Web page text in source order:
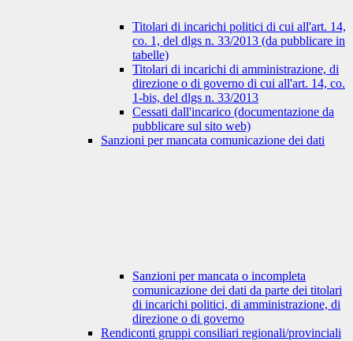
Titolari di incarichi politici di cui all'art. 14,
co. 1, del dlgs n. 33/2013 (da pubblicare in
tabelle)
Titolari di incarichi di amministrazione, di
direzione o di governo di cui all'art. 14, co.
1-bis, del dlgs n. 33/2013
Cessati dall'incarico (documentazione da
pubblicare sul sito web)
Sanzioni per mancata comunicazione dei dati
Sanzioni per mancata o incompleta
comunicazione dei dati da parte dei titolari
di incarichi politici, di amministrazione, di
direzione o di governo
Rendiconti gruppi consiliari regionali/provinciali